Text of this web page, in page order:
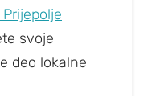
Prijepolje
svoje
deo lokalne